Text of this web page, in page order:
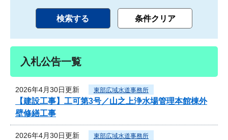
入札公告一覧
2026年4月30日更新 東部広域水道事務所
【建設工事】工可第3号／山之上浄水場管理本館棟外
壁修繕工事
2026年4月30日更新 東部広域水道事務所